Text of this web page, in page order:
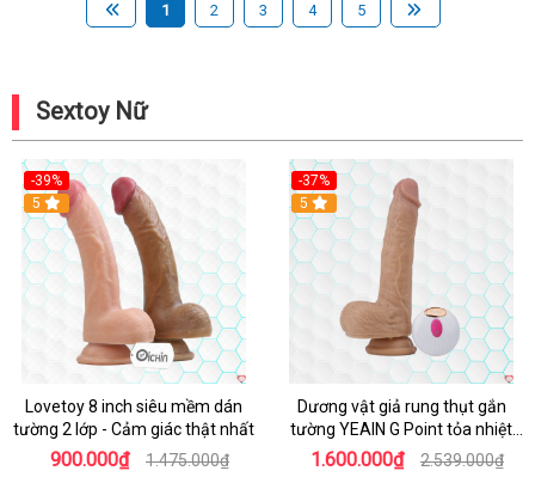
1 2 3 4 5
Sextoy Nữ
-39%
Hot
5
Lovetoy 8 inch siêu mềm dán
tường 2 lớp - Cảm giác thật nhất
900.000₫ 1.475.000₫
-37%
5
Dương vật giả rung thụt gắn
tường YEAIN G Point tỏa nhiệt
điều khiển từ xa
1.600.000₫ 2.539.000₫